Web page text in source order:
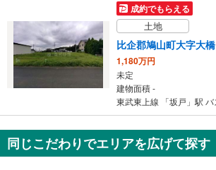
成約でもらえる
土地
比企郡鳩山町大字大橋
1,180万円
未定
建物面積 -
同じこだわりでエリアを広げて探す